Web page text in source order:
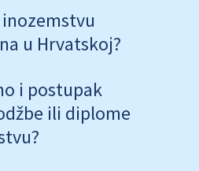
u Hrvatskoj?
i postupak
ili diplome